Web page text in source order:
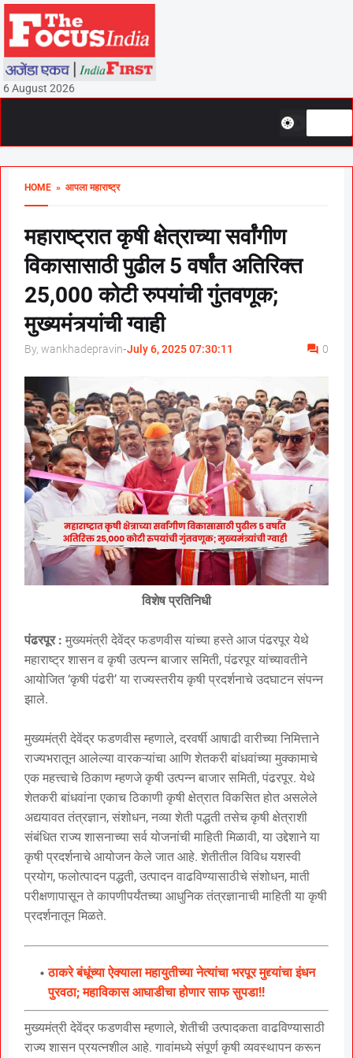
6 August 2026
HOME » आपला महाराष्ट्र
महाराष्ट्रात कृषी क्षेत्राच्या सर्वांगीण
विकासासाठी पुढील 5 वर्षांत अतिरिक्त
25,000 कोटी रुपयांची गुंतवणूक;
मुख्यमंत्र्यांची ग्वाही
By, wankhadepravin-July 6, 2025 07:30:11 0
विशेष प्रतिनिधी
पंढरपूर : मुख्यमंत्री देवेंद्र फडणवीस यांच्या हस्ते आज पंढरपूर येथे
महाराष्ट्र शासन व कृषी उत्पन्न बाजार समिती, पंढरपूर यांच्यावतीने
आयोजित ‘कृषी पंढरी’ या राज्यस्तरीय कृषी प्रदर्शनाचे उदघाटन संपन्न
झाले.
मुख्यमंत्री देवेंद्र फडणवीस म्हणाले, दरवर्षी आषाढी वारीच्या निमित्ताने
राज्यभरातून आलेल्या वारकऱ्यांचा आणि शेतकरी बांधवांच्या मुक्कामाचे
एक महत्त्वाचे ठिकाण म्हणजे कृषी उत्पन्न बाजार समिती, पंढरपूर. येथे
शेतकरी बांधवांना एकाच ठिकाणी कृषी क्षेत्रात विकसित होत असलेले
अद्ययावत तंत्रज्ञान, संशोधन, नव्या शेती पद्धती तसेच कृषी क्षेत्राशी
संबंधित राज्य शासनाच्या सर्व योजनांची माहिती मिळावी, या उद्देशाने या
कृषी प्रदर्शनाचे आयोजन केले जात आहे. शेतीतील विविध यशस्वी
प्रयोग, फलोत्पादन पद्धती, उत्पादन वाढविण्यासाठीचे संशोधन, माती
परीक्षणापासून ते कापणीपर्यंतच्या आधुनिक तंत्रज्ञानाची माहिती या कृषी
प्रदर्शनातून मिळते.
ठाकरे बंधूंच्या ऐक्याला महायुतीच्या नेत्यांचा भरपूर मुद्द्यांचा इंधन
पुरवठा; महाविकास आघाडीचा होणार साफ सुपडा!!
मुख्यमंत्री देवेंद्र फडणवीस म्हणाले, शेतीची उत्पादकता वाढविण्यासाठी
राज्य शासन प्रयत्नशील आहे. गावांमध्ये संपूर्ण कृषी व्यवस्थापन करून